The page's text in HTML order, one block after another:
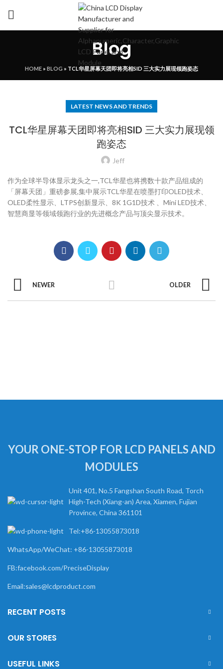
Blog
HOME » BLOG » TCL华星屏幕天团即将亮相SID 三大实力展现领跑姿态
LATEST NEWS AND TRENDS
TCL华星屏幕天团即将亮相SID 三大实力展现领
跑姿态
Jeff
作为全球半导体显示龙头之一,TCL华星也将携数十款产品组成的
「屏幕天团」重磅参展,集中展示TCL华星在喷墨打印OLED技术、
OLED柔性显示、LTPS创新显示、8K 1G1D技术 、Mini LED技术、
智慧商显等领域领跑行业的先进概念产品与顶尖显示技术。
NEWER OLDER
YOUR ONE-STOP FOR LCD PANELS AND
MODULES
Unit 401, No.5 Fangshan South Road, Torch
High-Tech (Xiang-an) Area, Xiamen, Fujian
Province, China 361101
Tel:+86-13055873018
WhatsApp/WeChat: +86-13055873018
FB:facebook.com/PreciseDisplay
Email:sales@lcdproduct.com
RECENT POSTS
OUR STORES
USEFUL LINKS